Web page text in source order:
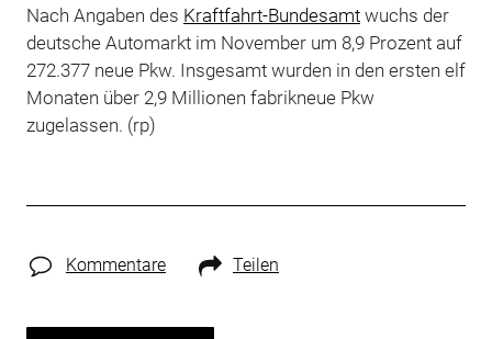
Nach Angaben des Kraftfahrt-Bundesamtwuchs der
deutsche Automarkt im November um 8,9 Prozent auf
272.377 neue Pkw. Insgesamt wurden in den ersten elf
Monaten über 2,9 Millionen fabrikneue Pkw
zugelassen. (rp)
Kommentare Teilen